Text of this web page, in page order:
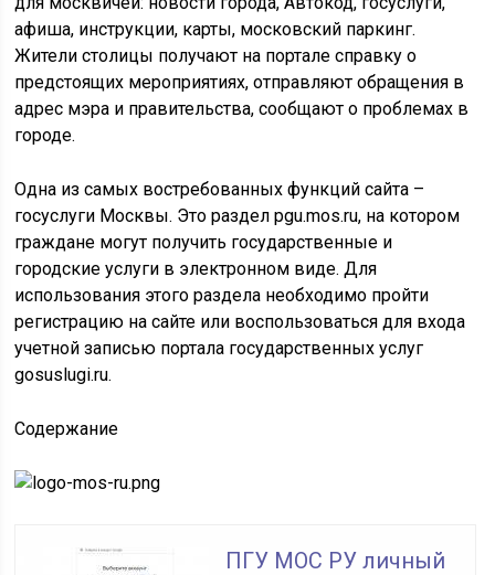
афиша, инструкции, карты, московский паркинг.
Жители столицы получают на портале справку о
предстоящих мероприятиях, отправляют обращения в
адрес мэра и правительства, сообщают о проблемах в
городе.
Одна из самых востребованных функций сайта –
госуслуги Москвы. Это раздел pgu.mos.ru, на котором
граждане могут получить государственные и
городские услуги в электронном виде. Для
использования этого раздела необходимо пройти
регистрацию на сайте или воспользоваться для входа
учетной записью портала государственных услуг
gosuslugi.ru.
Содержание
ПГУ МОС РУ личный